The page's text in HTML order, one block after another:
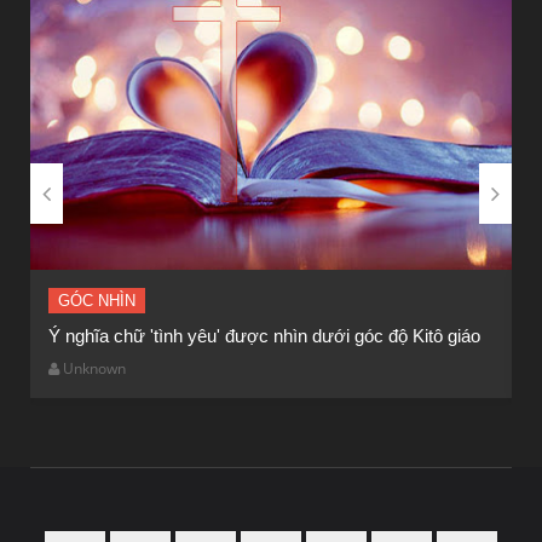
BÀI NỔI BẬT
HẠT GIỐNG TÂM HỒN
GÓC NHÌN
Ý nghĩa chữ 'tình yêu' được nhìn dưới góc độ Kitô giáo
Unknown
 